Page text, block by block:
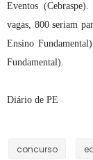
Eventos
vagas, 800 seriam
Ensino
Fundamental).
Diário de PE
concurso